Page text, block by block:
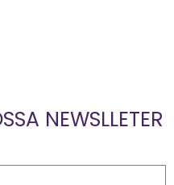
NEWSLLETER